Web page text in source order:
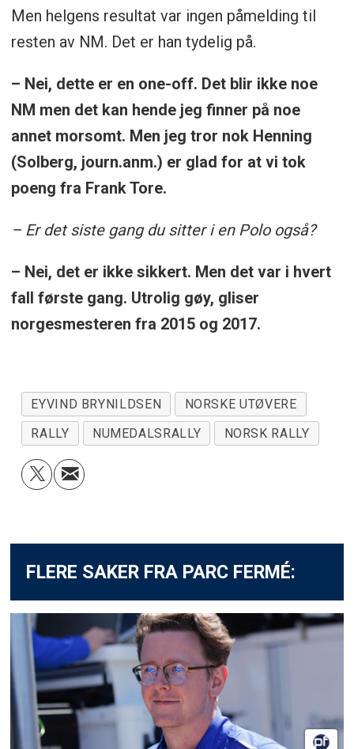
Men helgens resultat var ingen påmelding til
resten av NM. Det er han tydelig på.
– Nei, dette er en one-off. Det blir ikke noe
NM men det kan hende jeg finner på noe
annet morsomt. Men jeg tror nok Henning
(Solberg, journ.anm.) er glad for at vi tok
poeng fra Frank Tore.
– Er det siste gang du sitter i en Polo også?
– Nei, det er ikke sikkert. Men det var i hvert
fall første gang. Utrolig gøy, gliser
norgesmesteren fra 2015 og 2017.
EYVIND BRYNILDSEN
NORSKE UTØVERE
RALLY
NUMEDALSRALLY NORSK RALLY
FLERE SAKER FRA PARC FERMÉ: